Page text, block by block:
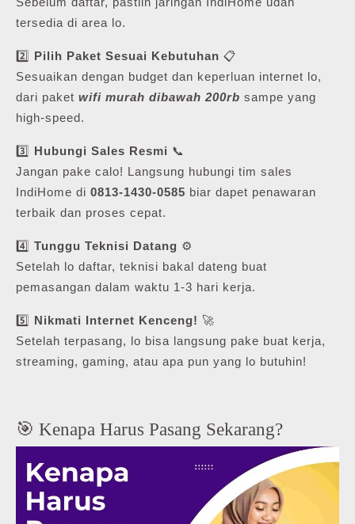
tersedia di area lo.
2️⃣ Pilih Paket Sesuai Kebutuhan 📋
Sesuaikan dengan budget dan keperluan internet lo,
dari paket wifi murah dibawah 200rb sampe yang
high-speed.
3️⃣ Hubungi Sales Resmi 📞
Jangan pake calo! Langsung hubungi tim sales
IndiHome di 0813-1430-0585 biar dapet penawaran
terbaik dan proses cepat.
4️⃣ Tunggu Teknisi Datang ⚙️
Setelah lo daftar, teknisi bakal dateng buat
pemasangan dalam waktu 1-3 hari kerja.
5️⃣ Nikmati Internet Kenceng! 🚀
Setelah terpasang, lo bisa langsung pake buat kerja,
streaming, gaming, atau apa pun yang lo butuhin!
🎯 Kenapa Harus Pasang Sekarang?